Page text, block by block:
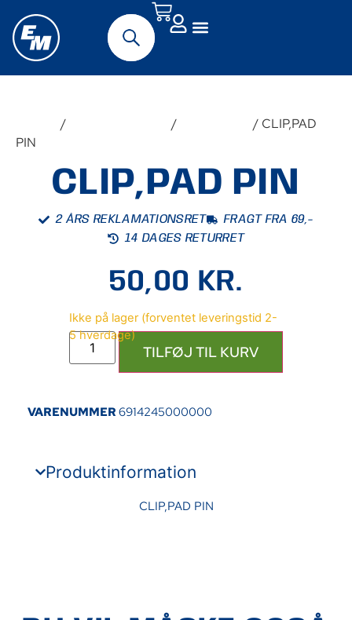
/ /
/ CLIP,PAD
PIN
CLIP,PAD PIN
2 ÅRS REKLAMATIONSRET
FRAGT FRA 69,-
14 DAGES RETURRET
50,00 KR.
TILFØJ TIL KURV
VARENUMMER 6914245000000
Produktinformation
CLIP,PAD PIN